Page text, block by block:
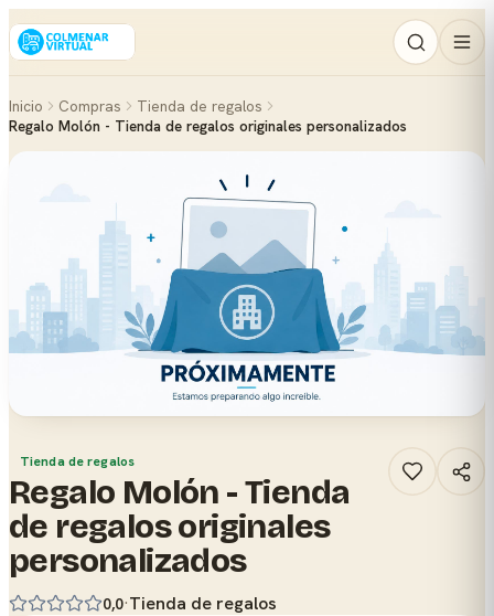
Inicio Compras
Tienda de regalos
Regalo Molón - Tienda de regalos originales personalizados
Tienda de regalos
Regalo Molón - Tienda
de regalos originales
personalizados
0,0·Tienda de regalos